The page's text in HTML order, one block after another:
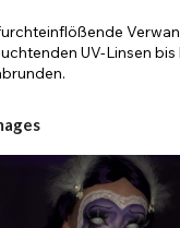
UV-Linsen